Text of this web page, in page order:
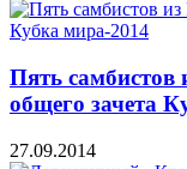
Пять самбистов
общего зачета
27.09.2014